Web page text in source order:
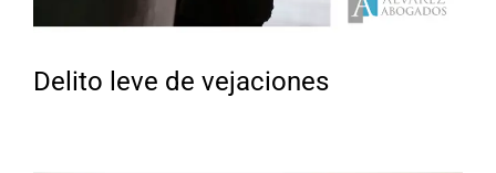
Delito leve de vejaciones